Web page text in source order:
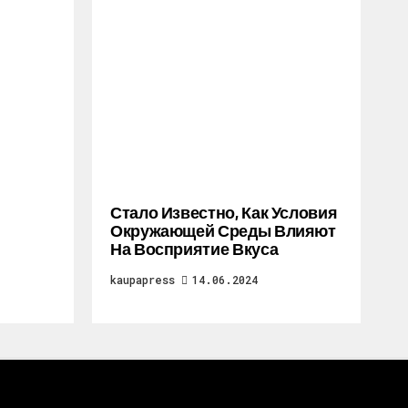
Стало Известно, Как Условия
Окружающей Среды Влияют
На Восприятие Вкуса
kaupapress 14.06.2024